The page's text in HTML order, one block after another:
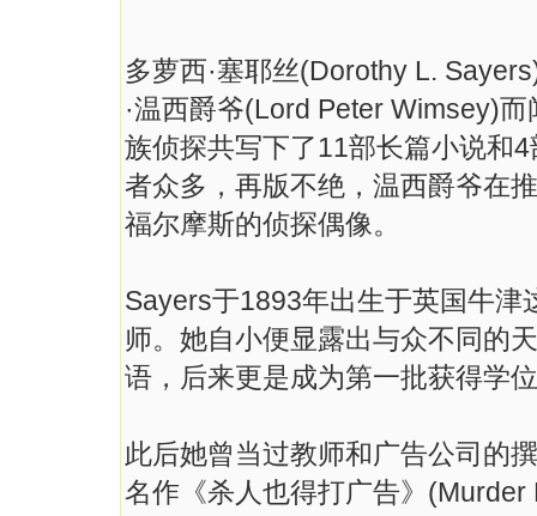
多萝西·塞耶丝(Dorothy L.
·温西爵爷(Lord Peter Wimsey)
族侦探共写下了11部长篇小说和
者众多，再版不绝，温西爵爷在
福尔摩斯的侦探偶像。
Sayers于1893年出生于英国牛津
师。她自小便显露出与众不同的
语，后来更是成为第一批获得学
此后她曾当过教师和广告公司的
名作《杀人也得打广告》(Murder